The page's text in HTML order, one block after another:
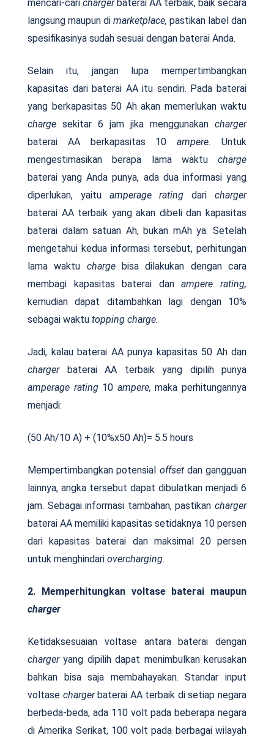
mencari-cari charger baterai AA terbaik, baik secara
langsung maupun di marketplace, pastikan label dan
spesifikasinya sudah sesuai dengan baterai Anda.
Selain itu, jangan lupa mempertimbangkan
kapasitas dari baterai AA itu sendiri. Pada baterai
yang berkapasitas 50 Ah akan memerlukan waktu
charge sekitar 6 jam jika menggunakan charger
baterai AA berkapasitas 10ampere.Untuk
mengestimasikan berapa lama waktu charge
baterai yang Anda punya, ada dua informasi yang
diperlukan, yaitu amperage ratingdaricharger
baterai AA terbaik yang akan dibeli dan kapasitas
baterai dalam satuan Ah, bukan mAh ya. Setelah
mengetahui kedua informasi tersebut, perhitungan
lama waktu chargebisa dilakukan dengan cara
membagi kapasitas baterai danampere rating,
kemudian dapat ditambahkan lagi dengan 10%
sebagai waktu topping charge.
Jadi, kalau baterai AA punya kapasitas 50 Ah dan
charger baterai AA terbaik yang dipilih punya
amperage rating 10 ampere,maka perhitungannya
menjadi:
(50 Ah/10 A) + (10%x50 Ah)= 5.5 hours
Mempertimbangkan potensial offset dan gangguan
lainnya, angka tersebut dapat dibulatkan menjadi 6
jam. Sebagai informasi tambahan, pastikan charger
baterai AA memiliki kapasitas setidaknya 10 persen
dari kapasitas baterai dan maksimal 20 persen
untuk menghindari overcharging.
2. Memperhitungkan voltase baterai maupun
charger
Ketidaksesuaian voltase antara baterai dengan
chargeryang dipilih dapat menimbulkan kerusakan
bahkan bisa saja membahayakan. Standar input
voltase chargerbaterai AA terbaik di setiap negara
berbeda-beda, ada 110 volt pada beberapa negara
di Amerika Serikat, 100 volt pada berbagai wilayah